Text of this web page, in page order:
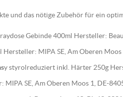
und das nötige Zubehör für ein
Gebinde 400ml Hersteller:
Hersteller: MIPA SE, Am Oberen
y styrolreduziert inkl. Härter 250g
MIPA SE, Am Oberen Moos 1, DE-